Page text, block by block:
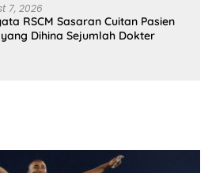
7, 2026
RSCM Sasaran Cuitan Pasien
yang Dihina Sejumlah Dokter